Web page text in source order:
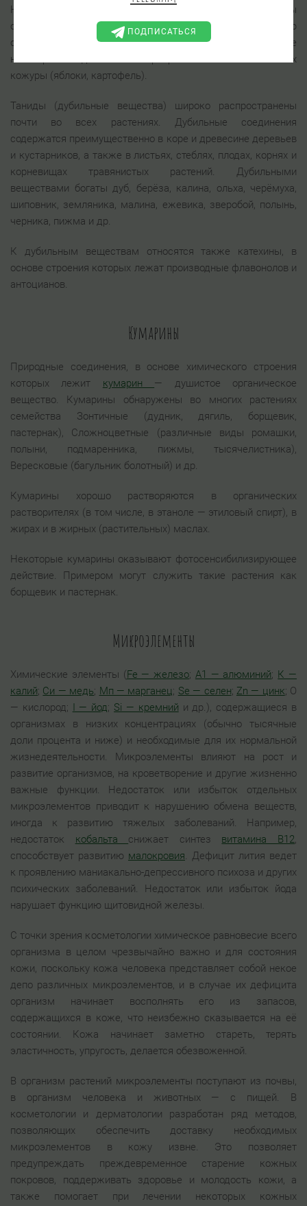
На воздухе, при взаимодействии с кислородом, таниды
окисляются и приобретают характерную рыжеватую
окраску — буреют. Этим процессом обусловлено побурение
некоторых плодов после их разрезания или снятия с них
кожуры (яблоки, картофель).
Таниды (дубильные вещества) широко распространены
почти во всех растениях. Дубильные соединения
содержатся преимущественно в коре и древесине деревьев
и кустарников, а также в листьях, стеблях, плодах, корнях и
корневищах травянистых растений. Дубильными
веществами богаты дуб, берёза, калина, ольха, черёмуха,
шиповник, земляника, малина, ежевика, зверобой, полынь,
черника, пижма и др.
К дубильным веществам относятся также катехины, в
основе строения которых лежат производные флавонолов и
антоцианов.
Кумарины
Природные соединения, в основе химического строения
которых лежит кумарин — душистое органическое
вещество. Кумарины обнаружены во многих растениях
семейства Зонтичные (дудник, дягиль, борщевик,
пастернак), Сложноцветные (различные виды ромашки,
полыни, подмаренника, пижмы, тысячелистника),
Вересковые (багульник болотный) и др.
Кумарины хорошо растворяются в органических
растворителях (в том числе, в этаноле — этиловый спирт), в
жирах и в жирных (растительных) маслах.
Некоторые кумарины оказывают фотосенсибилизирующее
действие. Примером могут служить такие растения как
борщевик и пастернак.
Микроэлементы
Химические элементы (Fe — железо; А1 — алюминий; К —
калий; Си — медь; Мп — марганец; Se — селен; Zn — цинк; О
— кислород; I — йод; Si — кремний и др.), содержащиеся в
организмах в низких концентрациях (обычно тысячные
доли процента и ниже) и необходимые для их нормальной
жизнедеятельности. Микроэлементы влияют на рост и
развитие организмов, на кроветворение и другие жизненно
важные функции. Недостаток или избыток отдельных
микроэлементов приводит к нарушению обмена веществ,
иногда к развитию тяжелых заболеваний. Например,
недостаток кобальта снижает синтез витамина В12,
способствует развитию малокровия. Дефицит лития ведет
к проявлению маниакально-депрессивного психоза и других
психических заболеваний. Недостаток или избыток йода
нарушает функцию щитовидной железы.
С точки зрения косметологии химическое равновесие всего
организма в целом чрезвычайно важно и для состояния
кожи, поскольку кожа человека представляет собой некое
депо различных микроэлементов, и в случае их дефицита
организм начинает восполнять его из запасов,
содержащихся в коже, что неизбежно сказывается на её
состоянии. Кожа начинает заметно стареть, терять
эластичность, упругость, делается обезвоженной.
В организм растений микроэлементы поступают из почвы,
в организм человека и животных — с пищей. В
косметологии и дерматологии разработан ряд методов,
позволяющих обеспечить доставку необходимых
микроэлементов в кожу извне. Это позволяет
предупреждать преждевременное старение кожных
покровов, поддерживать здоровье и молодость кожи, а
также помогает при лечении некоторых кожных
ПОДПИСАТЬСЯ